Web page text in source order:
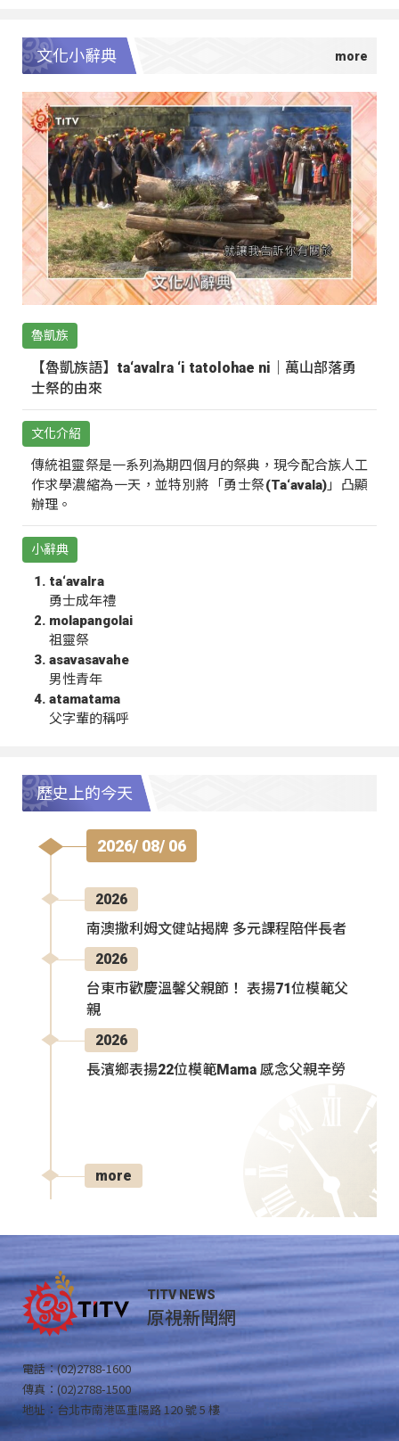
文化小辭典
魯凱族
【魯凱族語】ta‘avalra ‘i tatolohae ni｜萬山部落勇
士祭的由來
文化介紹
傳統祖靈祭是一系列為期四個月的祭典，現今配合族人工
作求學濃縮為一天，並特別將「勇士祭(Ta‘avala)」凸顯
辦理。
小辭典
ta‘avalra
勇士成年禮
molapangolai
祖靈祭
asavasavahe
男性青年
atamatama
父字輩的稱呼
歷史上的今天
2026/ 08/ 06
2026
南澳撒利姆文健站揭牌 多元課程陪伴長者
2026
台東市歡慶溫馨父親節！ 表揚71位模範父
親
2026
長濱鄉表揚22位模範Mama 感念父親辛勞
more
TITV NEWS
原視新聞網
電話：(02)2788-1600
傳真：(02)2788-1500
地址：台北市南港區重陽路 120 號 5 樓